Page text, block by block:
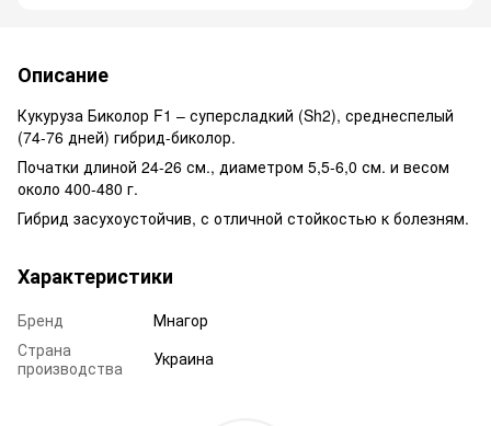
Описание
Кукуруза Биколор F1 – суперсладкий (Sh2), среднеспелый
(74-76 дней) гибрид-биколор.
Початки длиной 24-26 см., диаметром 5,5-6,0 см. и весом
около 400-480 г.
Гибрид засухоустойчив, с отличной стойкостью к болезням.
Характеристики
Бренд
Мнагор
Страна
производства
Украина